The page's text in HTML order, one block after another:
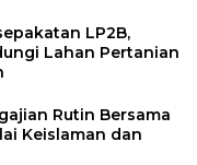
LP2B,
Lahan Pertanian
Rutin Bersama
Keislaman dan